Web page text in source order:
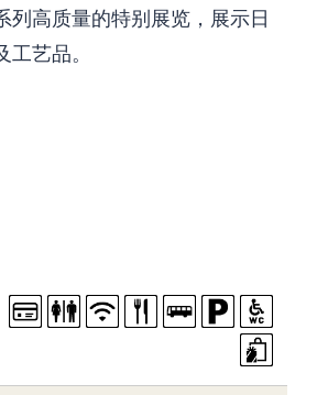
列高质量的特别展览，展示日
艺品。